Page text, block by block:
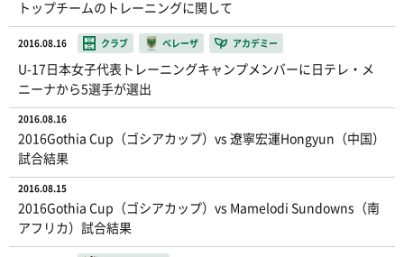
トップチームのトレーニングに関して
2016.08.16 クラブ ベレーザ アカデミー
U-17日本女子代表トレーニングキャンプメンバーに日テレ・メ
ニーナから5選手が選出
2016.08.16
2016Gothia Cup（ゴシアカップ）vs 遼寧宏運Hongyun（中国）
試合結果
2016.08.15
2016Gothia Cup（ゴシアカップ）vs Mamelodi Sundowns（南
アフリカ）試合結果